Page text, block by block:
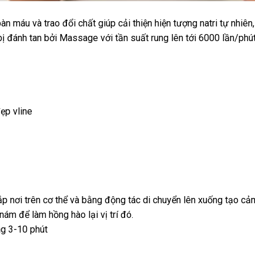
máu và trao đổi chất giúp cải thiện hiện tượng natri tự
đánh tan bởi Massage với tần suất rung lên tới 6000 lần/
vline
nơi trên cơ thể và bằng động tác di chuyển lên xuống tạo
để làm hồng hào lại vị trí đó.
3-10 phút